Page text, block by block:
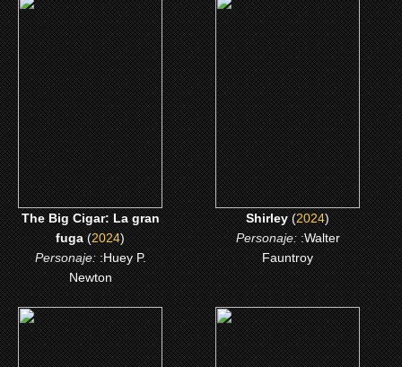
(2024)
The Big Cigar: La gran
fuga
CLICK ME
The Big Cigar: La gran
fuga(2024)
Personaje::Huey P.
Newton
(2024)
Shirley
CLICK ME
Shirley(2024)
Personaje::Walter
Fauntroy
(2015)
Selma: El poder de un
(2015)
Lo mejor para ella